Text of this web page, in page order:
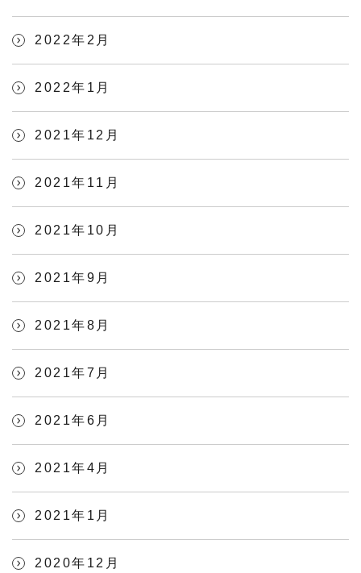
2022年2月
2022年1月
2021年12月
2021年11月
2021年10月
2021年9月
2021年8月
2021年7月
2021年6月
2021年4月
2021年1月
2020年12月